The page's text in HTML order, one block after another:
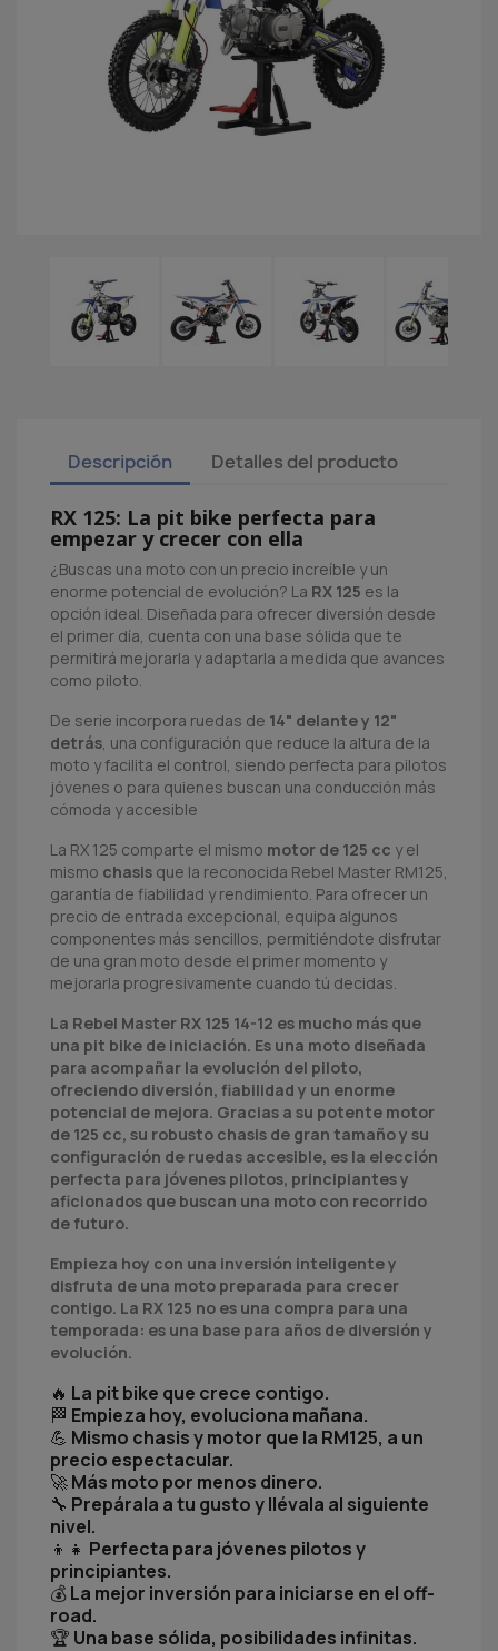
Descripción Detalles del producto
RX 125: La pit bike perfecta para
empezar y crecer con ella
¿Buscas una moto con un precio increíble y un
enorme potencial de evolución? La RX 125 es la
opción ideal. Diseñada para ofrecer diversión desde
el primer día, cuenta con una base sólida que te
permitirá mejorarla y adaptarla a medida que avances
como piloto.
De serie incorpora ruedas de 14" delante y 12"
detrás, una configuración que reduce la altura de la
moto y facilita el control, siendo perfecta para pilotos
jóvenes o para quienes buscan una conducción más
cómoda y accesible
La RX 125 comparte el mismo motor de 125 cc y el
mismo chasis que la reconocida Rebel Master RM125,
garantía de fiabilidad y rendimiento. Para ofrecer un
precio de entrada excepcional, equipa algunos
componentes más sencillos, permitiéndote disfrutar
de una gran moto desde el primer momento y
mejorarla progresivamente cuando tú decidas.
La Rebel Master RX 125 14-12 es mucho más que
una pit bike de iniciación. Es una moto diseñada
para acompañar la evolución del piloto,
ofreciendo diversión, fiabilidad y un enorme
potencial de mejora. Gracias a su potente motor
de 125 cc, su robusto chasis de gran tamaño y su
configuración de ruedas accesible, es la elección
perfecta para jóvenes pilotos, principiantes y
aficionados que buscan una moto con recorrido
de futuro.
Empieza hoy con una inversión inteligente y
disfruta de una moto preparada para crecer
contigo. La RX 125 no es una compra para una
temporada: es una base para años de diversión y
evolución.
🔥 La pit bike que crece contigo.
🏁 Empieza hoy, evoluciona mañana.
💪 Mismo chasis y motor que la RM125, a un
precio espectacular.
🚀Más moto por menos dinero.
🔧 Prepárala a tu gusto y llévala al siguiente
nivel.
👦👧 Perfecta para jóvenes pilotos y
principiantes.
💰La mejor inversión para iniciarse en el off-
road.
🏆 Una base sólida, posibilidades infinitas.